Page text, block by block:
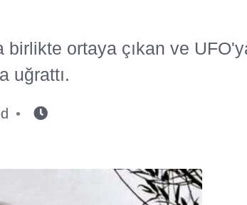
birlikte ortaya çıkan ve
uğrattı.